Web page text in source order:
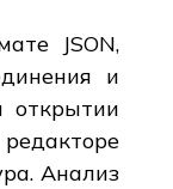
JSON,
и
открытии
Анализ